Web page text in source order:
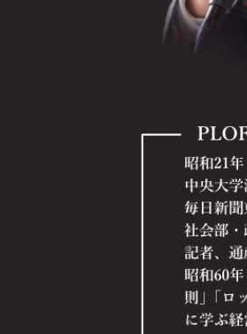
米国ブッシュ政権の世界戦
～日本経済の再生から有事立法、
全社員が知っておくべ
～企業の情報資産を守り「情報管
内容を見る
今こそチャンス！ 立ち上が
内容を見る